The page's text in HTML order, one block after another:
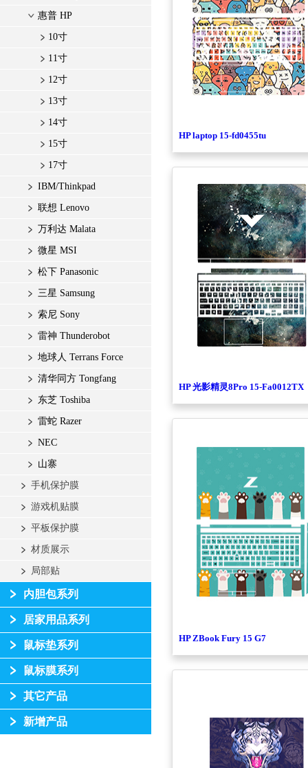
惠普 HP
10寸
11寸
12寸
13寸
14寸
15寸
17寸
IBM/Thinkpad
联想 Lenovo
万利达 Malata
微星 MSI
松下 Panasonic
三星 Samsung
索尼 Sony
雷神 Thunderobot
地球人 Terrans Force
清华同方 Tongfang
东芝 Toshiba
雷蛇 Razer
NEC
山寨
手机保护膜
游戏机贴膜
平板保护膜
材质展示
局部贴
内胆包系列
居家用品系列
鼠标垫系列
鼠标膜系列
其它产品
新增产品
HP laptop 15-fd0455tu
HP 光影精灵8Pro 15-Fa0012TX
HP ZBook Fury 15 G7